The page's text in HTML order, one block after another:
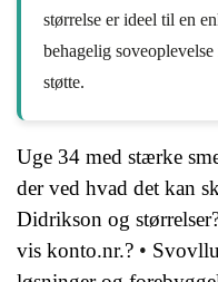
størrelse er ideel til en
behagelig
støtte.
Uge 34 med stærke
der ved hvad det kan
Didrikson og
vis konto.nr.? •